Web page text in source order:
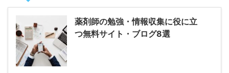
薬剤師の勉強・情報収集に役に立
つ無料サイト・ブログ8選